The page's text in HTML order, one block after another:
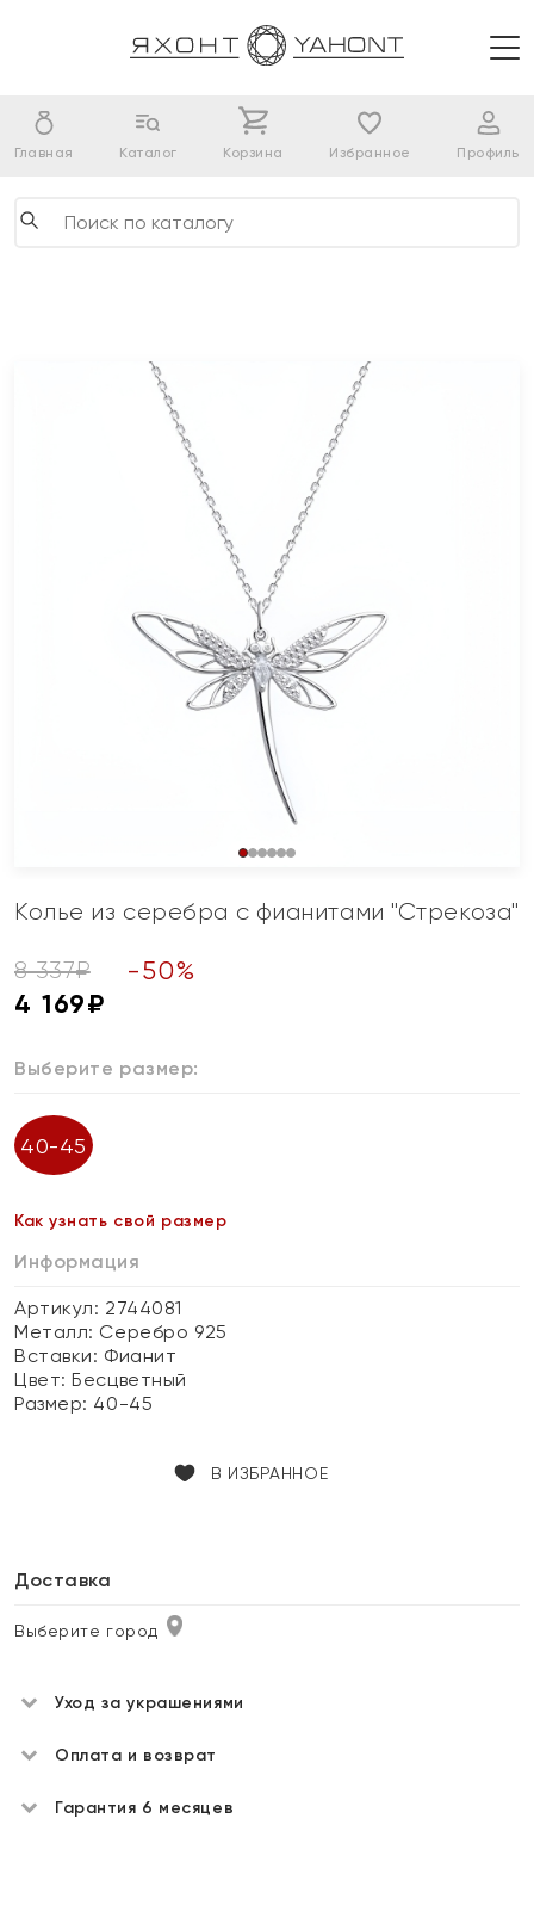
Главная Каталог Корзина Избранное Профиль
Колье из серебра с фианитами "Стрекоза"
8 337₽ -50%
4 169₽
Выберите размер:
40-45
Как узнать свой размер
Информация
Артикул: 2744081
Металл: Серебро 925
Вставки: Фианит
Цвет:Бесцветный
Размер: 40-45
В ИЗБРАННОЕ
Доставка
Выберите город
Уход за украшениями
Оплата и возврат
Гарантия 6 месяцев